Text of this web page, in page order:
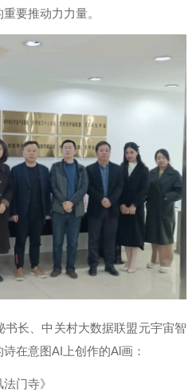
要推动力力量。
长、中关村大数据联盟元宇宙智
在意图AI上创作的Al画：
门寺》